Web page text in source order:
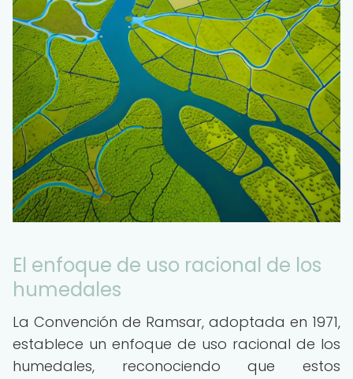
El enfoque de uso racional de los
humedales
La Convención de Ramsar, adoptada en 1971,
establece un enfoque de uso racional de los
humedales, reconociendo que estos